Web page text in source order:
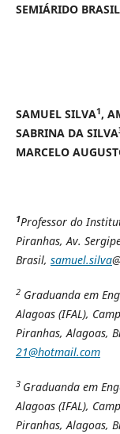
SEMIÁRIDO
SAMUEL SILVA1,
SABRINA DA SILVA
MARCELO
1Professor do
Piranhas, Av.
Brasil, samuel.silva
2Graduanda em
Alagoas (IFAL),
Piranhas, Alagoas,
21@hotmail.com
3 Graduanda em
Alagoas (IFAL),
Piranhas, Alagoas,